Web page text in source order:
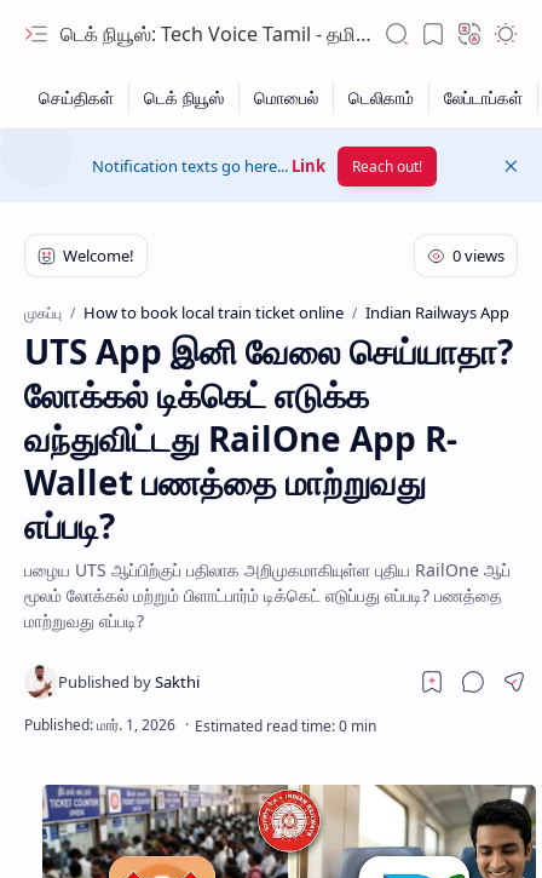
டெக் நியூஸ்: Tech Voice Tamil - தமிழ் டெக் & 2026 AI செய்திகள்.
Hidden Menu
Hidden Menu
Notification texts go here... Link Reach out!
முகப்பு How to book local train ticket online Indian Railways App
UTS App இனி வேலை செய்யாதா?
லோக்கல் டிக்கெட் எடுக்க
வந்துவிட்டது RailOne App R-
Wallet பணத்தை மாற்றுவது
எப்படி?
பழைய UTS ஆப்பிற்குப் பதிலாக அறிமுகமாகியுள்ள புதிய RailOne ஆப்
மூலம் லோக்கல் மற்றும் பிளாட்பார்ம் டிக்கெட் எடுப்பது எப்படி? பணத்தை
மாற்றுவது எப்படி?